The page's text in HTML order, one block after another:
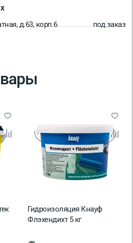
д.63, корп.6 под заказ
Гидроизоляция Кнауф
Флэхендихт 5 кг